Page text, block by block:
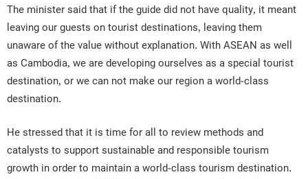
The minister said that if the guide did not have quality, it meant
leaving our guests on tourist destinations, leaving them
unaware of the value without explanation. With ASEAN as well
as Cambodia, we are developing ourselves as a special tourist
destination, or we can not make our region a world-class
destination.
He stressed that it is time for all to review methods and
catalysts to support sustainable and responsible tourism
growth in order to maintain a world-class tourism destination.